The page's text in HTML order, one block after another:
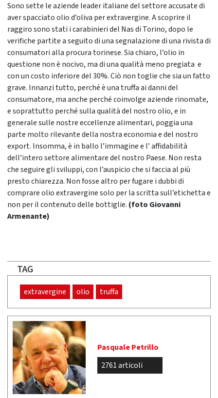
Sono sette le aziende leader italiane del settore accusate di
aver spacciato olio d’oliva per extravergine. A scoprire il
raggiro sono stati i carabinieri del Nas di Torino, dopo le
verifiche partite a seguito di una segnalazione di una rivista di
consumatori alla procura torinese. Sia chiaro, l’olio in
questione non è nocivo, ma di una qualità meno pregiata e
con un costo inferiore del 30%. Ciò non toglie che sia un fatto
grave. Innanzi tutto, perché è una truffa ai danni del
consumatore, ma anche perché coinvolge aziende rinomate,
e soprattutto perché sulla qualità del nostro olio, e in
generale sulle nostre eccellenze alimentari, poggia una
parte molto rilevante della nostra economia e del nostro
export. Insomma, è in ballo l’immagine e l’ affidabilità
dell’intero settore alimentare del nostro Paese. Non resta
che seguire gli sviluppi, con l’auspicio che si faccia al più
presto chiarezza. Non fosse altro per fugare i dubbi di
comprare olio extravergine solo per la scritta sull’etichetta e
non per il contenuto delle bottiglie. (foto Giovanni
Armenante)
TAG
extravergine olio truffa
Pasquale Petrillo
2761 articoli